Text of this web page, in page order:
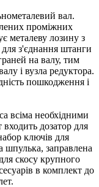
вал.
проміжних
металеву лозину з
для з'єднання штанги
на валу, тим
і вузла редуктора.
пошкодження і
всіма необхідними
дозатор для
ключів для
шпулька, заправлена
скосу крупного
в комплект до